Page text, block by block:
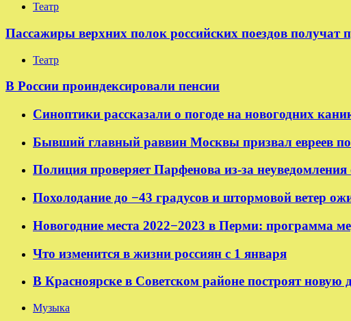
Театр
Пассажиры верхних полок российских поездов получат
Театр
В России проиндексировали пенсии
Синоптики рассказали о погоде на новогодних
Бывший главный раввин Москвы призвал евреев
Полиция проверяет Парфенова из-за
Похолодание до −43 градусов и штормовой ветер
Новогодние места 2022−2023 в Перми: программа
Что изменится в жизни россиян с 1 января
В Красноярске в Советском районе построят новую
Музыка